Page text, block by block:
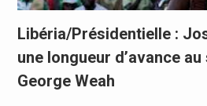
Libéria/Présidentielle :
une longueur d’avance
George Weah